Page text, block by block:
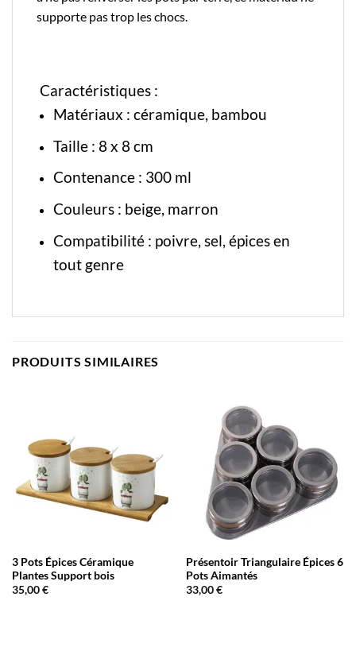
supporte pas trop les chocs.
Caractéristiques :
Matériaux : céramique, bambou
Taille : 8 x 8 cm
Contenance : 300 ml
Couleurs : beige, marron
Compatibilité : poivre, sel, épices en
tout genre
PRODUITS SIMILAIRES
3 Pots Épices Céramique
Plantes Support bois
35,00€
Présentoir Triangulaire Épices 6
Pots Aimantés
33,00€